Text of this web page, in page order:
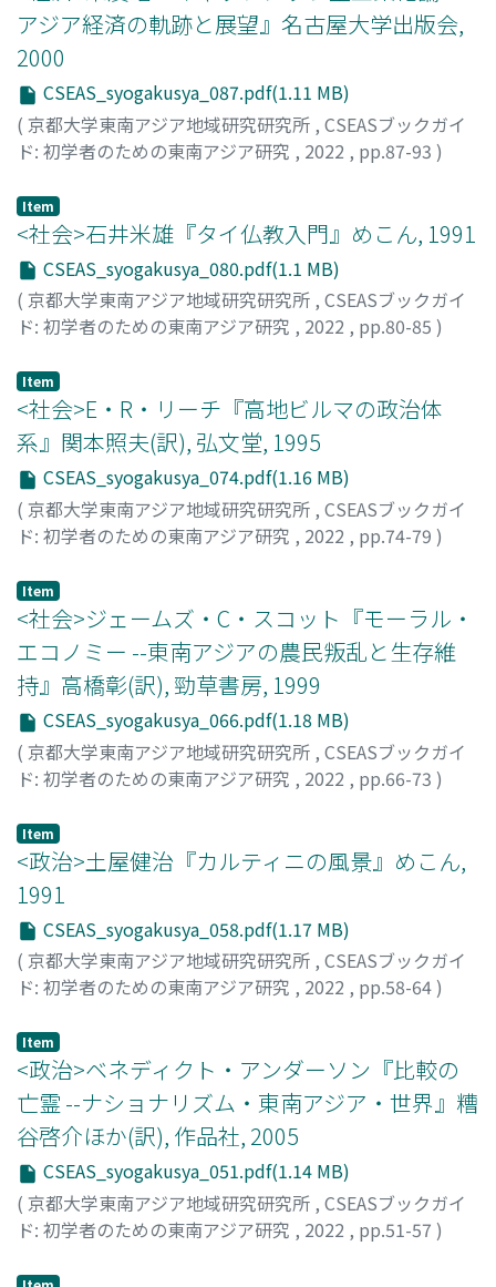
アジア経済の軌跡と展望』名古屋大学出版会,
2000
CSEAS_syogakusya_087.pdf(1.11 MB)
( 京都大学東南アジア地域研究研究所 , CSEASブックガイ
ド: 初学者のための東南アジア研究 , 2022 , pp.87-93 )
Item
<社会>石井米雄『タイ仏教入門』めこん, 1991
CSEAS_syogakusya_080.pdf(1.1 MB)
( 京都大学東南アジア地域研究研究所 , CSEASブックガイ
ド: 初学者のための東南アジア研究 , 2022 , pp.80-85 )
Item
<社会>E・R・リーチ『高地ビルマの政治体
系』関本照夫(訳), 弘文堂, 1995
CSEAS_syogakusya_074.pdf(1.16 MB)
( 京都大学東南アジア地域研究研究所 , CSEASブックガイ
ド: 初学者のための東南アジア研究 , 2022 , pp.74-79 )
Item
<社会>ジェームズ・C・スコット『モーラル・
エコノミー --東南アジアの農民叛乱と生存維
持』高橋彰(訳), 勁草書房, 1999
CSEAS_syogakusya_066.pdf(1.18 MB)
( 京都大学東南アジア地域研究研究所 , CSEASブックガイ
ド: 初学者のための東南アジア研究 , 2022 , pp.66-73 )
Item
<政治>土屋健治『カルティニの風景』めこん,
1991
CSEAS_syogakusya_058.pdf(1.17 MB)
( 京都大学東南アジア地域研究研究所 , CSEASブックガイ
ド: 初学者のための東南アジア研究 , 2022 , pp.58-64)
Item
<政治>ベネディクト・アンダーソン『比較の
亡霊 --ナショナリズム・東南アジア・世界』糟
谷啓介ほか(訳), 作品社, 2005
CSEAS_syogakusya_051.pdf(1.14 MB)
( 京都大学東南アジア地域研究研究所 , CSEASブックガイ
ド: 初学者のための東南アジア研究 , 2022 , pp.51-57 )